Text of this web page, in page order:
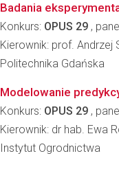
Badania
Konkurs: OPUS 29 ,
Kierownik: prof. Andrzej
Politechnika Gdańska
Modelowanie
Konkurs: OPUS 29 ,
Kierownik: dr hab. Ewa
Instytut Ogrodnictwa